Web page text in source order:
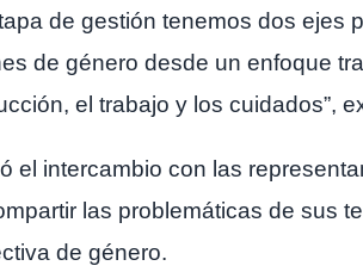
de gestión tenemos dos ejes
de género desde un enfoque
el trabajo y los cuidados”,
el intercambio con las
las problemáticas de sus
de género.